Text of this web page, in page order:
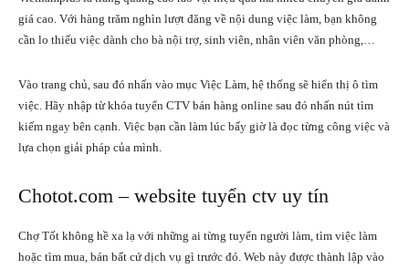
giá cao. Với hàng trăm nghìn lượt đăng về nội dung việc làm, bạn không
cần lo thiếu việc dành cho bà nội trợ, sinh viên, nhân viên văn phòng,…
Vào trang chủ, sau đó nhấn vào mục Việc Làm, hệ thống sẽ hiển thị ô tìm
việc. Hãy nhập từ khóa tuyển CTV bán hàng online sau đó nhấn nút tìm
kiếm ngay bên cạnh. Việc bạn cần làm lúc bấy giờ là đọc từng công việc và
lựa chọn giải pháp của mình.
Chotot.com – website tuyển ctv uy tín
Chợ Tốt không hề xa lạ với những ai từng tuyển người làm, tìm việc làm
hoặc tìm mua, bán bất cứ dịch vụ gì trước đó. Web này được thành lập vào